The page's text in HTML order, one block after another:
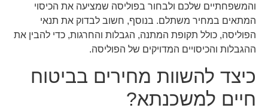
והמשפחתיים שלכם ולבחור בפוליסה שמציעה את הכיסוי
המתאים במחיר משתלם. בנוסף, חשוב לבדוק את תנאי
הפוליסה, כולל תקופת המתנה, הגבלות והחרגות, כדי להבין את
ההגבלות והכיסויים המדויקים של הפוליסה.
כיצד להשוות מחירים בביטוח
חיים למשכנתא?